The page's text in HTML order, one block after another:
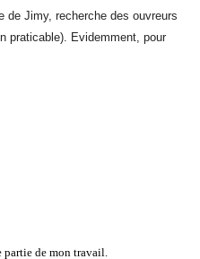
de Jimy, recherche des ouvreurs
praticable). Evidemment, pour
de mon travail.